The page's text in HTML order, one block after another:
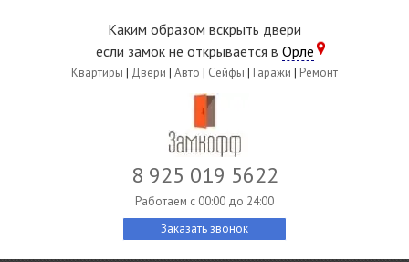
Каким образом вскрыть двери
если замок не открывается в Орле
Квартиры | Двери | Авто | Сейфы | Гаражи | Ремонт
8 925 019 5622
Работаем c 00:00 до 24:00
Заказать звонок